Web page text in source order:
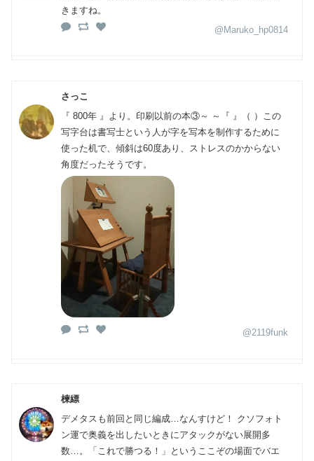
きますね。
@Maruko_hp0814
さっこ
『 800年 』より。印刷以前の本③～ ～『 』（ ）この
写字台は書写士という人が字を写本を制作するために
使った机で、傾斜は60度あり、ストレスのかからない
角度だったそうです。
@2119funk
楝縹
デメタスも前回と同じ編成…なんすけど！ クソフォト
ン運で奥義を出したいときにアタックがない展開多
数…。「これで勝つる！」というここぞの場面でバエ